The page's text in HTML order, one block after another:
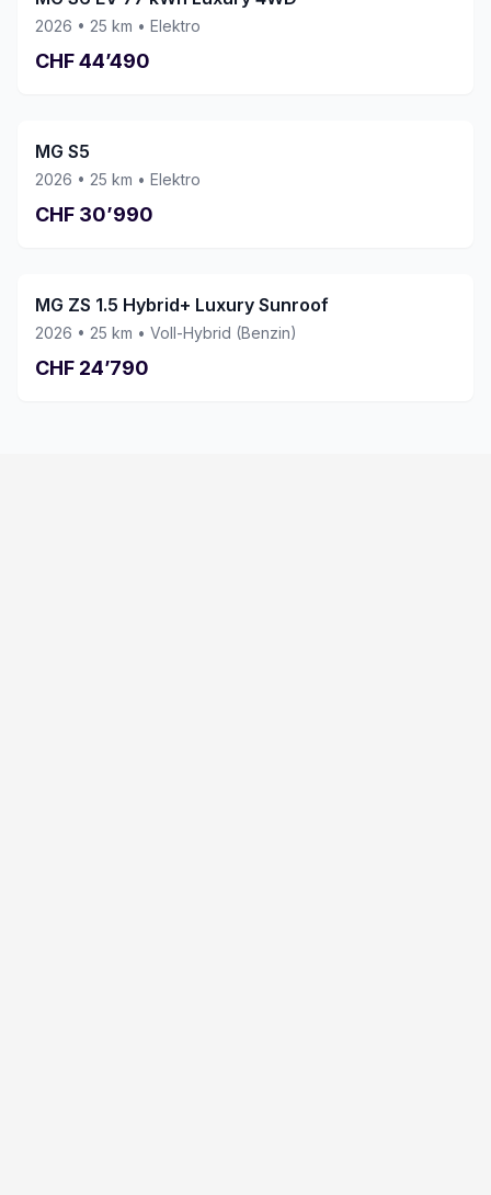
kaufen. Vielen Dank an das ganze Team!
2026 • 25 km • Elektro
CHF44’490
MG S5
2026 • 25 km • Elektro
CHF 30’990
MG ZS 1.5 Hybrid+ Luxury Sunroof
2026 • 25 km • Voll-Hybrid (Benzin)
CHF 24’790